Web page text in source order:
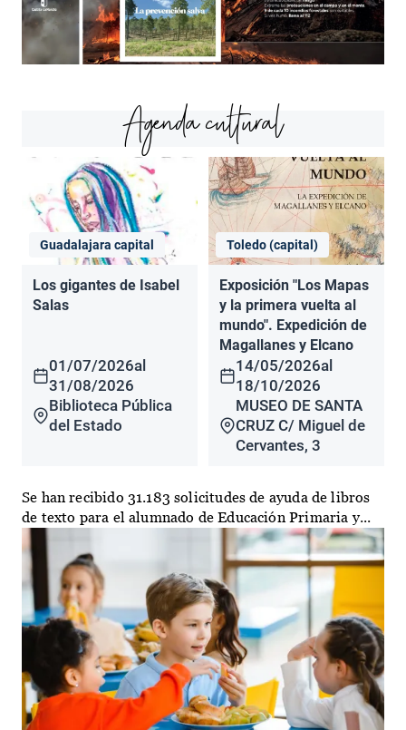
Agenda cultural
Guadalajara capital
Los gigantes de Isabel
Salas
01/07/2026al
31/08/2026
Biblioteca Pública
del Estado
Toledo (capital)
Exposición "Los Mapas
y la primera vuelta al
mundo". Expedición de
Magallanes y Elcano
14/05/2026al
18/10/2026
MUSEO DE SANTA
CRUZ C/ Miguel de
Cervantes, 3
Se han recibido 31.183 solicitudes de ayuda de libros
de texto para el alumnado de Educación Primaria y...